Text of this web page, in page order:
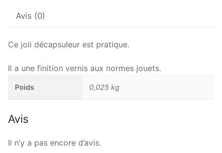
Avis (0)
Ce joli décapsuleur est pratique.
Il a une finition vernis aux normes jouets.
Poids 0,025 kg
Avis
Il n’y a pas encore d’avis.